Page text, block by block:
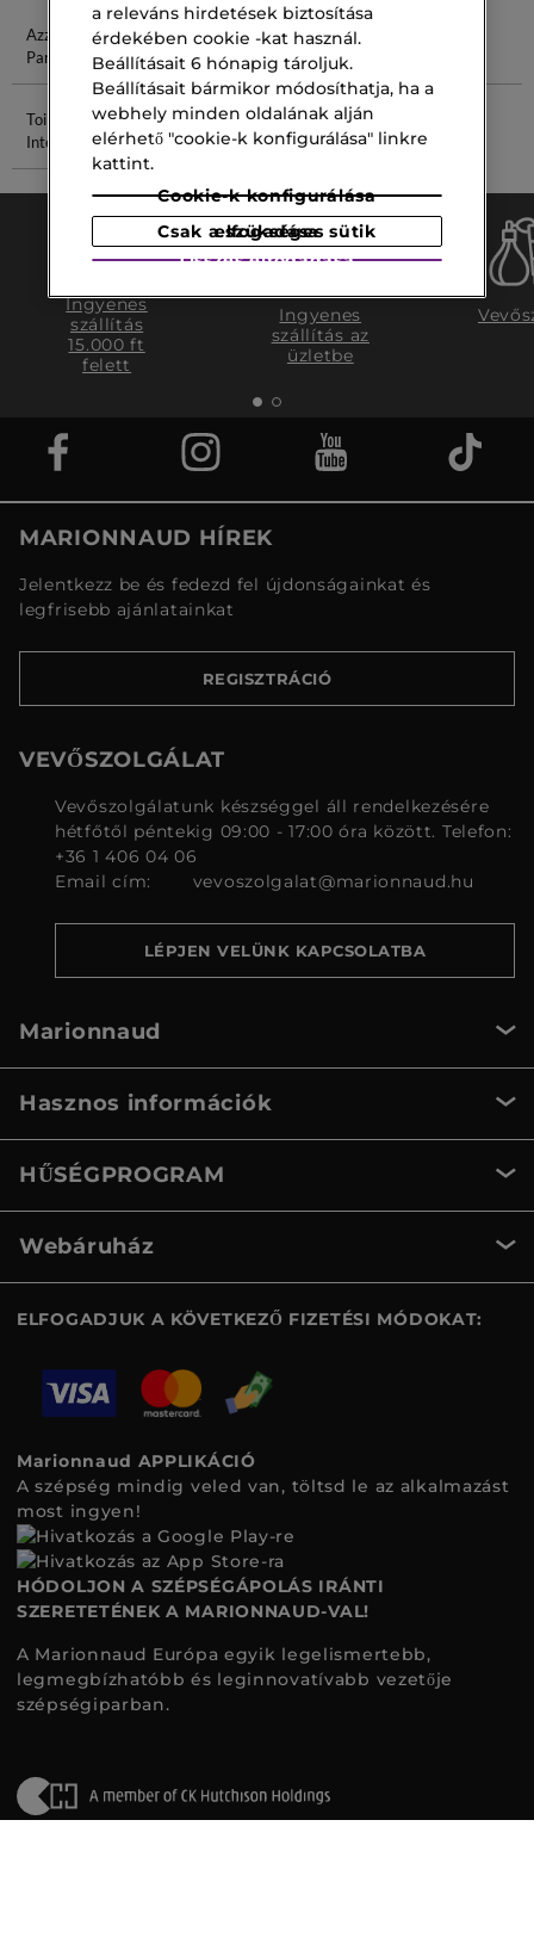
Azzaro
Parfüm
Férfi Arckrém Lip Stain
Toilette
Intense
Parfüm
Kivonat
Ingyenes
szállítás
15.000 ft
felett
Ingyenes
szállítás az
üzletbe
MARIONNAUD HÍREK
Jelentkezz be és fedezd fel újdonságainkat és
legfrisebb ajánlatainkat
REGISZTRÁCIÓ
VEVŐSZOLGÁLAT
Vevőszolgálatunk készséggel áll rendelkezésére
hétfőtől péntekig 09:00 - 17:00 óra között. Telefon:
+36 1 406 04 06
Email cím:
vevoszolgalat@marionnaud.hu
LÉPJEN VELÜNK KAPCSOLATBA
Marionnaud
Hasznos információk
HŰSÉGPROGRAM
Webáruház
ELFOGADJUK A KÖVETKEZŐ FIZETÉSI MÓDOKAT:
Marionnaud APPLIKÁCIÓ
A szépség mindig veled van, töltsd le az alkalmazást
most ingyen!
HÓDOLJON A SZÉPSÉGÁPOLÁS IRÁNTI
SZERETETÉNEK A MARIONNAUD-VAL!
A Marionnaud Európa egyik legelismertebb,
legmegbízhatóbb és leginnovatívabb vezetője
szépségiparban.
a releváns hirdetések biztosítása
érdekében cookie -kat használ.
Beállításait 6 hónapig tároljuk.
Beállításait bármikor módosíthatja, ha a
webhely minden oldalának alján
elérhető "cookie-k konfigurálása" linkre
kattint.
Cookie-k konfigurálása
Csak a szükséges sütik elfogadása
Összes elfogadása